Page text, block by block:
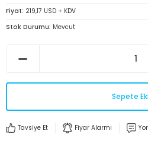
Fiyat 219,17 USD + KDV
Stok Durumu Mevcut
Sepete
Tavsiye Et Fiyar Alarmı